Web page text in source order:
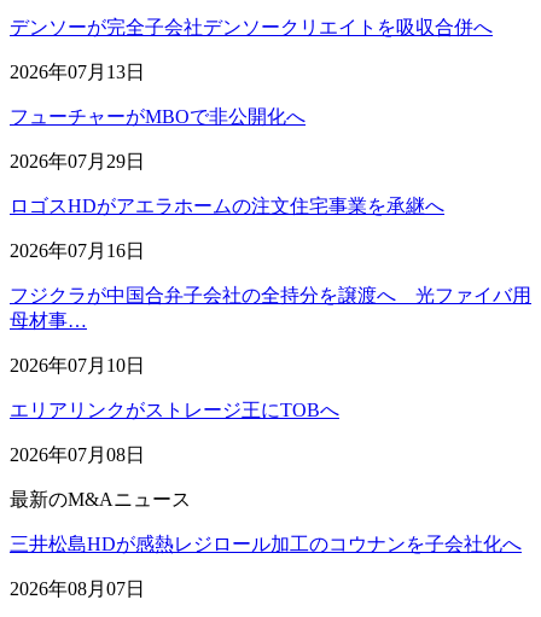
デンソーが完全子会社デンソークリエイトを吸収合併へ
2026年07月13日
フューチャーがMBOで非公開化へ
2026年07月29日
ロゴスHDがアエラホームの注文住宅事業を承継へ
2026年07月16日
フジクラが中国合弁子会社の全持分を譲渡へ 光ファイバ用
母材事…
2026年07月10日
エリアリンクがストレージ王にTOBへ
2026年07月08日
最新のM&Aニュース
三井松島HDが感熱レジロール加工のコウナンを子会社化へ
2026年08月07日